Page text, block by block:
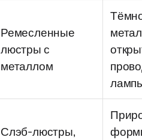
Ремесленные
люстры с
металлом
Слэб-люстры,